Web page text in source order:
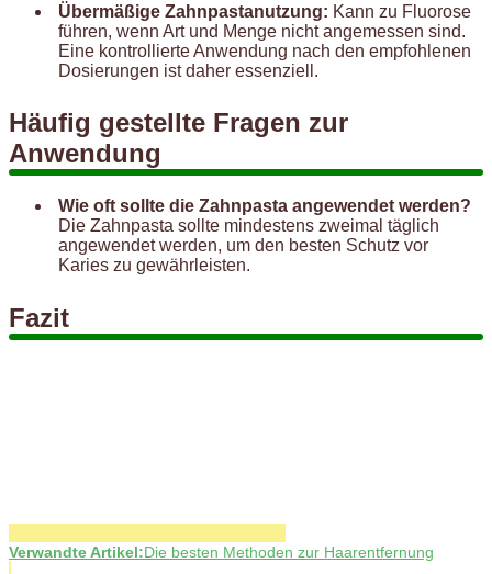
Übermäßige Zahnpastanutzung: Kann zu Fluorose
führen, wenn Art und Menge nicht angemessen sind.
Eine kontrollierte Anwendung nach den empfohlenen
Dosierungen ist daher essenziell.
Häufig gestellte Fragen zur
Anwendung
Wie oft sollte die Zahnpasta angewendet werden?
Die Zahnpasta sollte mindestens zweimal täglich
angewendet werden, um den besten Schutz vor
Karies zu gewährleisten.
Fazit
Verwandte Artikel:Die besten Methoden zur Haarentfernung